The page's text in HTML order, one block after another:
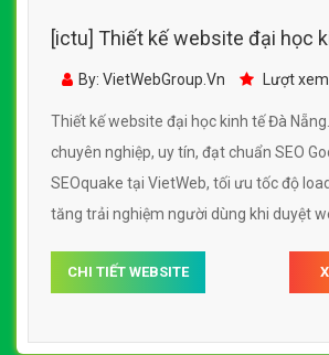
[ictu] Thiết kế website đại học
Nẵng đẹp SEO tốt
By: VietWebGroup.Vn Lượt
Thiết kế website đại học kinh tế Đà
chuyên nghiệp, uy tín, đạt chuẩn SEO
SEOquake tại VietWeb, tối ưu tốc độ
tăng trải nghiệm người dùng khi duyệt
CHI TIẾT WEBSITE